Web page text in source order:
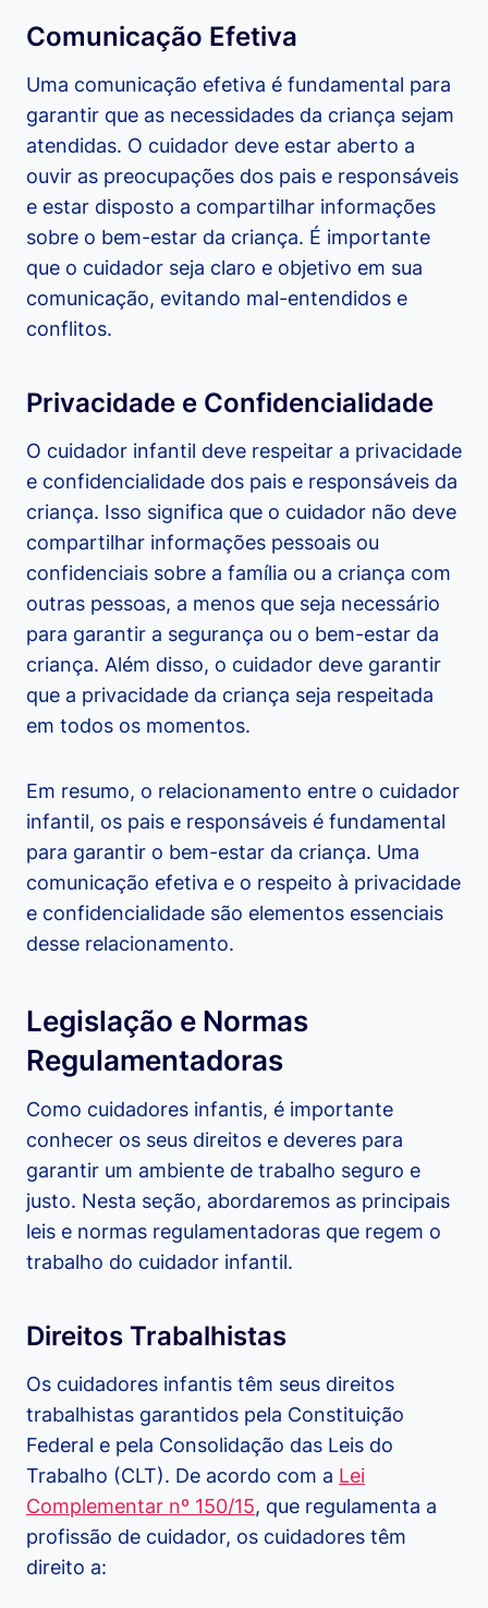
Comunicação Efetiva
Uma comunicação efetiva é fundamental para
garantir que as necessidades da criança sejam
atendidas. O cuidador deve estar aberto a
ouvir as preocupações dos pais e responsáveis
e estar disposto a compartilhar informações
sobre o bem-estar da criança. É importante
que o cuidador seja claro e objetivo em sua
comunicação, evitando mal-entendidos e
conflitos.
Privacidade e Confidencialidade
O cuidador infantil deve respeitar a privacidade
e confidencialidade dos pais e responsáveis da
criança. Isso significa que o cuidador não deve
compartilhar informações pessoais ou
confidenciais sobre a família ou a criança com
outras pessoas, a menos que seja necessário
para garantir a segurança ou o bem-estar da
criança. Além disso, o cuidador deve garantir
que a privacidade da criança seja respeitada
em todos os momentos.
Em resumo, o relacionamento entre o cuidador
infantil, os pais e responsáveis é fundamental
para garantir o bem-estar da criança. Uma
comunicação efetiva e o respeito à privacidade
e confidencialidade são elementos essenciais
desse relacionamento.
Legislação e Normas
Regulamentadoras
Como cuidadores infantis, é importante
conhecer os seus direitos e deveres para
garantir um ambiente de trabalho seguro e
justo. Nesta seção, abordaremos as principais
leis e normas regulamentadoras que regem o
trabalho do cuidador infantil.
Direitos Trabalhistas
Os cuidadores infantis têm seus direitos
trabalhistas garantidos pela Constituição
Federal e pela Consolidação das Leis do
Trabalho (CLT). De acordo com a Lei
Complementar nº 150/15, que regulamenta a
profissão de cuidador, os cuidadores têm
direito a: